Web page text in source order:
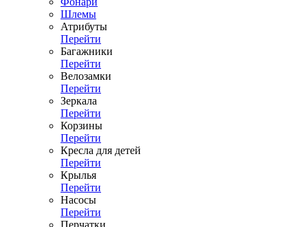
Шлемы
Атрибуты
Перейти
Багажники
Перейти
Велозамки
Перейти
Зеркала
Перейти
Корзины
Перейти
Кресла для детей
Перейти
Крылья
Перейти
Насосы
Перейти
Перчатки